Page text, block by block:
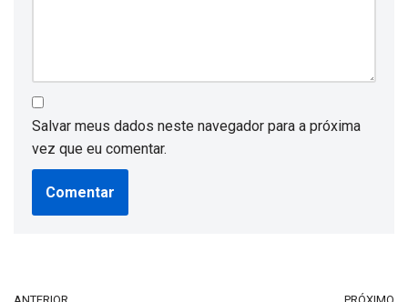
Salvar meus dados neste navegador para a próxima
vez que eu comentar.